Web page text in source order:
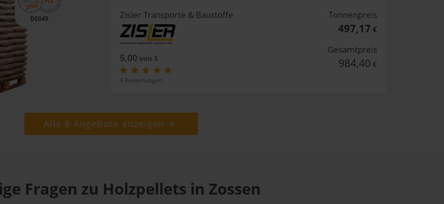
DE045 Zisler Transporte & Baustoffe
5,00 von 5
4 Bewertungen
Tonnenpreis
497,17 €
Gesamtpreis
984,40 €
Alle 8 Angebote anzeigen
Fragen zu Holzpellets in Zossen